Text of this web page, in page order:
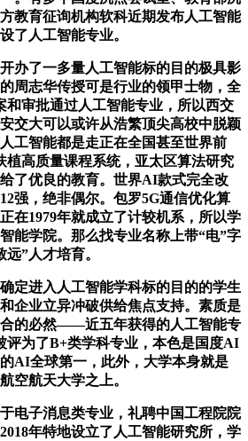
教育征询机构软科近期发布人工智能
了人工智能专业。
了一多量人工智能标的目的极具影
周志华传授可是行业的领甲士物，全
和审批通过人工智能专业，所以西交
交大可以或许从浩繁顶尖高校中脱颖
工智能都是走正在全国甚至世界前
植高质量课程系统，亚太区算法研究
了优良的教育。世界AI款式完全改
强，绝非偶尔。包罗5G通信优化算
在1979年就成立了计较机系，所以学
能学院。那么找专业名称上带“电”字
”人才培育。
进入人工智能学科标的目的的学生
企业立异冲破供给焦点支持。素质是
的必然——近五年获得的人工智能专
评为了B+类学科专业，本色是国度AI
AI全球第一，此外，大学本身就是
空航天大学之上。
子消息类专业，礼聘中国工程院院
年特地设立了人工智能研究所，学